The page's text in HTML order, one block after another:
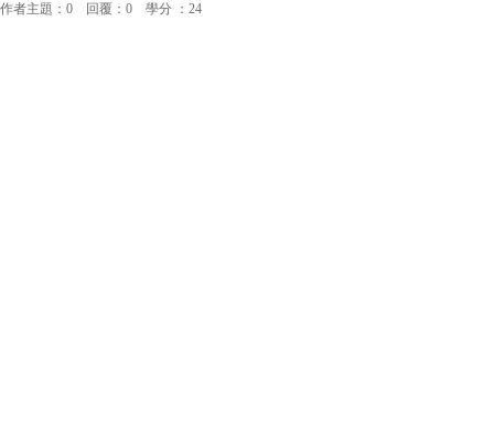
作者主題：0 回覆：0 學分 ：24